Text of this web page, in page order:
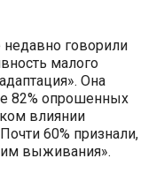
говорили
малого
Она
82% опрошенных
влиянии
60% признали,
выживания».